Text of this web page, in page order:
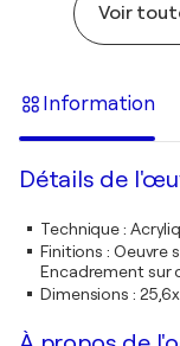
Voir
Information
Détails de
Technique:
Finitions : Oeuvre
Encadrement sur
Dimensions :